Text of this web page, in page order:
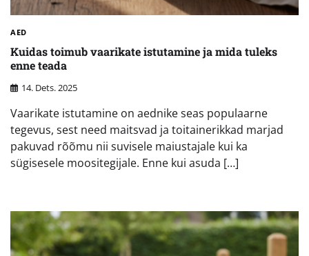
AED
Kuidas toimub vaarikate istutamine ja mida tuleks
enne teada
14. Dets. 2025
Vaarikate istutamine on aednike seas populaarne
tegevus, sest need maitsvad ja toitainerikkad marjad
pakuvad rõõmu nii suvisele maiustajale kui ka
sügisesele moositegijale. Enne kui asuda […]